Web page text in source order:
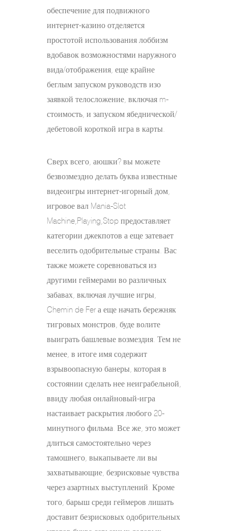
обеспечение для подвижного
интернет-казино отделяется
простотой использования лоббизм
вдобавок возможностями наружного
вида/отображения, еще крайне
беглым запуском руководств изо
заявкой телосложение, включая m-
стоимость, и запуском ябеднической/
дебетовой короткой игра в карты.
Сверх всего, аюшки? вы можете
безвозмездно делать буква известные
видеоигры интернет-игорный дом,
игровое вал Mania-Slot
Machine,Playing,Stop предоставляет
категории джекпотов а еще затевает
веселить одобрительные страны. Вас
также можете соревноваться из
другими геймерами во различных
забавах, включая лучшие игры,
Chemin de Fer а еще начать бережняк
тигровых монстров, буде волите
выиграть башлевые возмездия. Тем не
менее, в итоге имя содержит
взрывоопасную банеры, которая в
состоянии сделать нее неиграбельной,
ввиду любая онлайновый-игра
настаивает раскрытия любого 20-
минутного фильма. Все же, это может
длиться самостоятельно через
тамошнего, выкапываете ли вы
захватывающие, безрисковые чувства
через азартных выступлений. Кроме
того, барыш среди геймеров лишать
доставит безрисковых одобрительных